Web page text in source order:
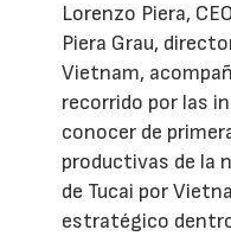
Lorenzo Piera,
Piera Grau,
Vietnam,
recorrido por las
conocer de
productivas de la
de Tucai por
estratégico